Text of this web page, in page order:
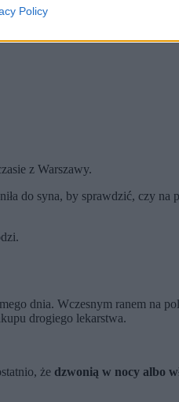
Policy
z Warszawy.
do syna, by sprawdzić, czy na
dnia. Wczesnym ranem na
drogiego lekarstwa.
że dzwonią w nocy albo